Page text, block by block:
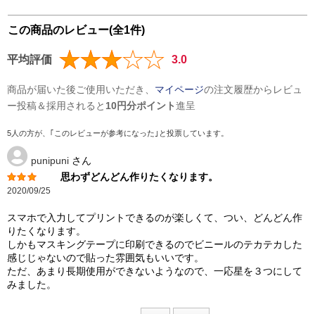
この商品のレビュー(全1件)
平均評価 3.0
商品が届いた後ご使用いただき、 マイページの注文履歴からレビュ
ー投稿＆採用されると 10円分ポイント進呈
5人の方が、｢このレビューが参考になった｣と投票しています。
punipuni さん
思わずどんどん作りたくなります。
2020/09/25
スマホで入力してプリントできるのが楽しくて、つい、どんどん作
りたくなります。
しかもマスキングテープに印刷できるのでビニールのテカテカした
感じじゃないので貼った雰囲気もいいです。
ただ、あまり長期使用ができないようなので、一応星を３つにして
みました。